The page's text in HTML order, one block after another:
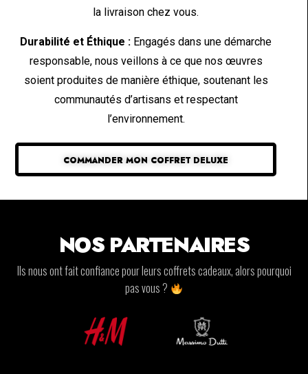
la livraison chez vous.
Durabilité et Éthique : Engagés dans une démarche
responsable, nous veillons à ce que nos œuvres
soient produites de manière éthique, soutenant les
communautés d’artisans et respectant
l’environnement.
COMMANDER MON COFFRET DELUXE
NOS PARTENAIRES
Ils nous ont fait confiance pour leurs coffrets cadeaux, alors pourquoi
pas vous ?